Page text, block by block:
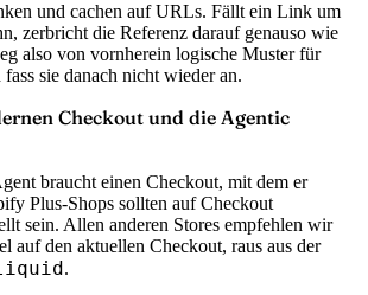
und cachen auf URLs. Fällt ein Link um
zerbricht die Referenz darauf genauso wie
also von vornherein logische Muster für
sie danach nicht wieder an.
Checkout und die Agentic
braucht einen Checkout, mit dem er
Plus-Shops sollten auf Checkout
sein. Allen anderen Stores empfehlen wir
auf den aktuellen Checkout, raus aus der
.